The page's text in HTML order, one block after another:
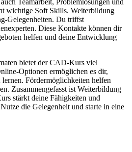
wichtige Soft Skills. Weiterbildung
Gelegenheiten. Du triffst
Diese Kontakte können dir
helfen und deine Entwicklung
bietet der CAD-Kurs viel
Optionen ermöglichen es dir,
Fördermöglichkeiten helfen
Zusammengefasst ist Weiterbildung
stärkt deine Fähigkeiten und
die Gelegenheit und starte in eine